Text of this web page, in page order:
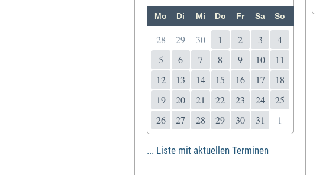
Mo Di Mi Do Fr Sa So
28 29 30 1 2 3
4
5
6 7 8 9 10
11
12
13 14 15 16 17
18
19
20 21 22 23 24
25
26
27 28 29 30 31 1
... Liste mit aktuellen Terminen